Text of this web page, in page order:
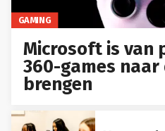
GAMING
Microsoft is van
360-games naar
brengen